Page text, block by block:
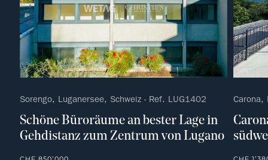
Sorengo, Luganersee, Schweiz - Ref. LUG1402
Schöne Büroräume an bester Lage in
Gehdistanz zum Zentrum von Lugano
Carona,